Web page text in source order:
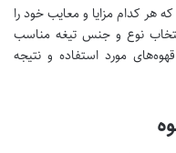
کدام مزایا و معایب خود را
نوع و جنس تیغه مناسب
مورد استفاده و نتیجه